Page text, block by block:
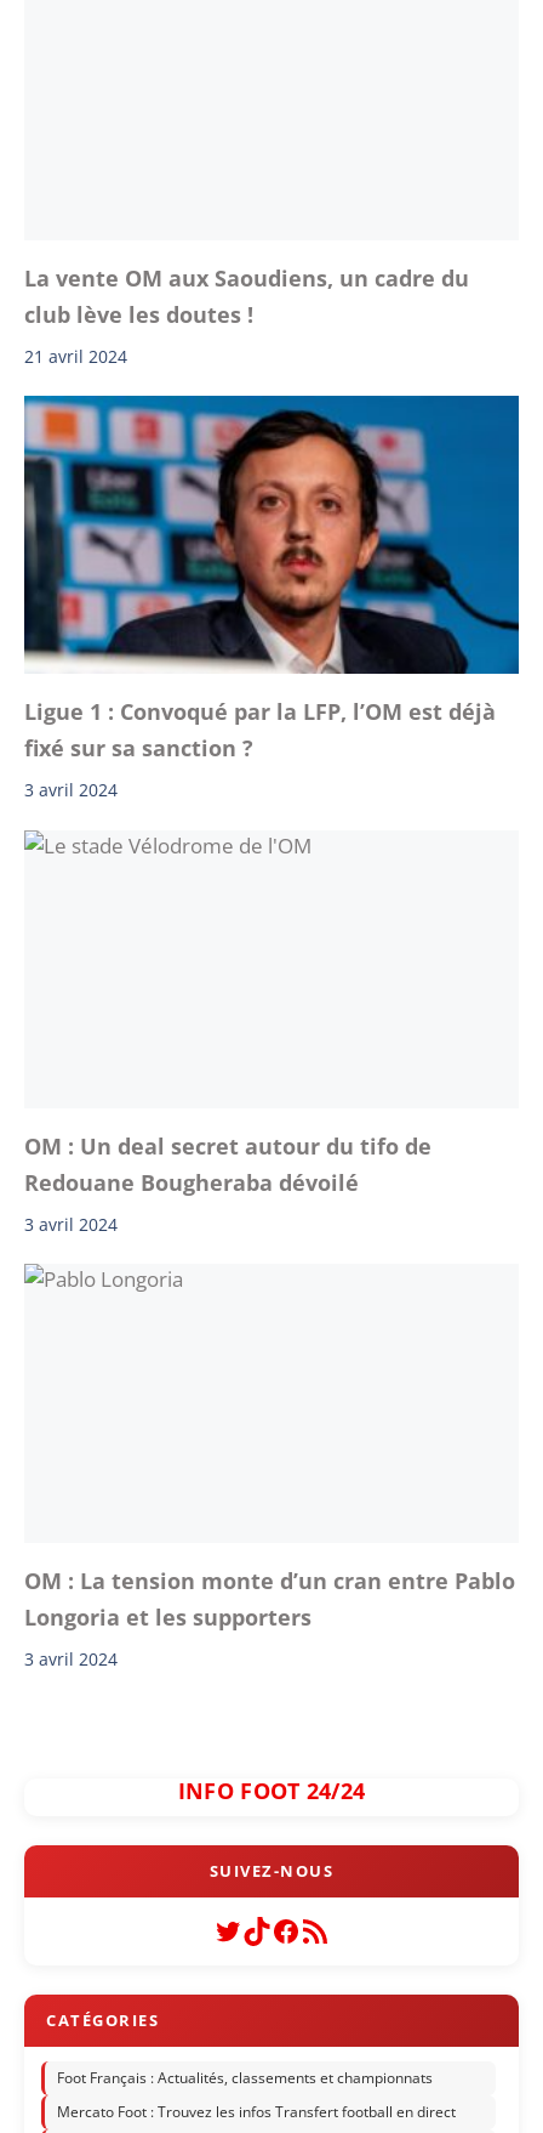
La vente OM aux Saoudiens, un cadre du
club lève les doutes !
21 avril 2024
Ligue 1 : Convoqué par la LFP, l’OM est déjà
fixé sur sa sanction ?
3 avril 2024
OM : Un deal secret autour du tifo de
Redouane Bougheraba dévoilé
3 avril 2024
OM : La tension monte d’un cran entre Pablo
Longoria et les supporters
3 avril 2024
INFO FOOT 24/24
Twitter
TikTok
Facebook
Flux RSS
Foot Français : Actualités, classements et championnats
Mercato Foot : Trouvez les infos Transfert football en direct